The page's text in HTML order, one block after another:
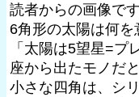
読者からの画像です
6角形の太陽は何を
「太陽は5望星=
座から出たモノだ
小さな四角は、シ